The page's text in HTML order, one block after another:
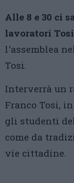
Alle 8 e 30 ci
lavoratori
l'assemblea
Tosi.
Interverrà un
Franco Tosi,
gli studenti
come da
vie cittadine.